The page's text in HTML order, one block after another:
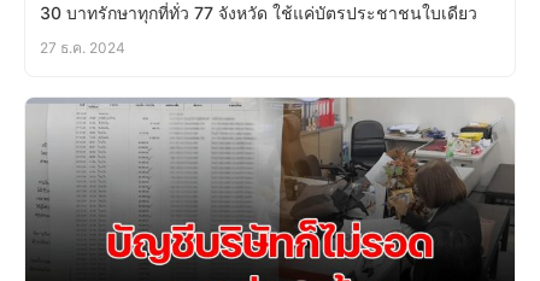
30 บาทรักษาทุกที่ทั่ว 77 จังหวัด ใช้แค่บัตรประชาชนใบเดียว
27 ธ.ค. 2024